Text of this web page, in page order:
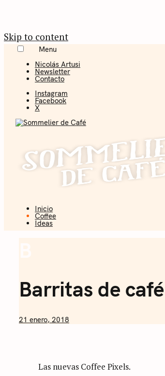
Skip to content
Menu
Nicolás Artusi
Newsletter
Contacto
Instagram
Facebook
X
Coffee + Ideas
Inicio
Coffee
Ideas
Barritas de
by
21 enero, 2018
Las nuevas Coffee Pixels.